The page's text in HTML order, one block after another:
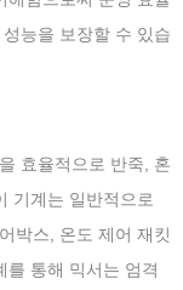
능을 보장할 수 있습
효율적으로 반죽, 혼
기계는 일반적으로
박스, 온도 제어 재킷
를 통해 믹서는 엄격